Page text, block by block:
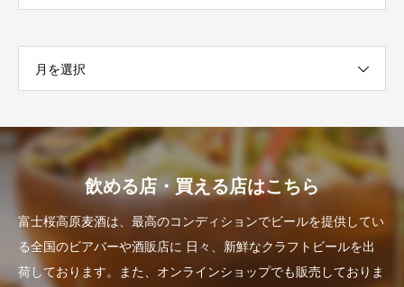
月を選択
飲める店・買える店はこちら
富士桜高原麦酒は、最高のコンディションでビールを提供してい
る全国のビアバーや酒販店に 日々、新鮮なクラフトビールを出
荷しております。また、オンラインショップでも販売しておりま